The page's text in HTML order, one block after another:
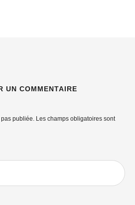
UN COMMENTAIRE
publiée. Les champs obligatoires sont